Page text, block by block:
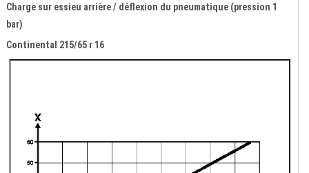
Charge sur essieu arrière / déflexion du pneumatique (pression 1
bar)
Continental 215/65 r 16